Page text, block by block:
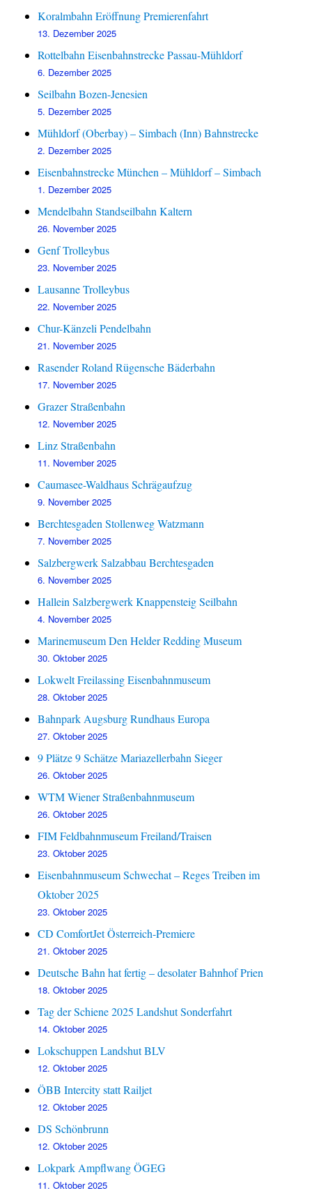
Koralmbahn Eröffnung Premierenfahrt
13. Dezember 2025
Rottelbahn Eisenbahnstrecke Passau-Mühldorf
6. Dezember 2025
Seilbahn Bozen-Jenesien
5. Dezember 2025
Mühldorf (Oberbay) – Simbach (Inn) Bahnstrecke
2. Dezember 2025
Eisenbahnstrecke München – Mühldorf – Simbach
1. Dezember 2025
Mendelbahn Standseilbahn Kaltern
26. November 2025
Genf Trolleybus
23. November 2025
Lausanne Trolleybus
22. November 2025
Chur-Känzeli Pendelbahn
21. November 2025
Rasender Roland Rügensche Bäderbahn
17. November 2025
Grazer Straßenbahn
12. November 2025
Linz Straßenbahn
11. November 2025
Caumasee-Waldhaus Schrägaufzug
9. November 2025
Berchtesgaden Stollenweg Watzmann
7. November 2025
Salzbergwerk Salzabbau Berchtesgaden
6. November 2025
Hallein Salzbergwerk Knappensteig Seilbahn
4. November 2025
Marinemuseum Den Helder Redding Museum
30. Oktober 2025
Lokwelt Freilassing Eisenbahnmuseum
28. Oktober 2025
Bahnpark Augsburg Rundhaus Europa
27. Oktober 2025
9 Plätze 9 Schätze Mariazellerbahn Sieger
26. Oktober 2025
WTM Wiener Straßenbahnmuseum
26. Oktober 2025
FIM Feldbahnmuseum Freiland/Traisen
23. Oktober 2025
Eisenbahnmuseum Schwechat – Reges Treiben im
Oktober 2025
23. Oktober 2025
CD ComfortJet Österreich-Premiere
21. Oktober 2025
Deutsche Bahn hat fertig – desolater Bahnhof Prien
18. Oktober 2025
Tag der Schiene 2025 Landshut Sonderfahrt
14. Oktober 2025
Lokschuppen Landshut BLV
12. Oktober 2025
ÖBB Intercity statt Railjet
12. Oktober 2025
DS Schönbrunn
12. Oktober 2025
Lokpark Ampflwang ÖGEG
11. Oktober 2025